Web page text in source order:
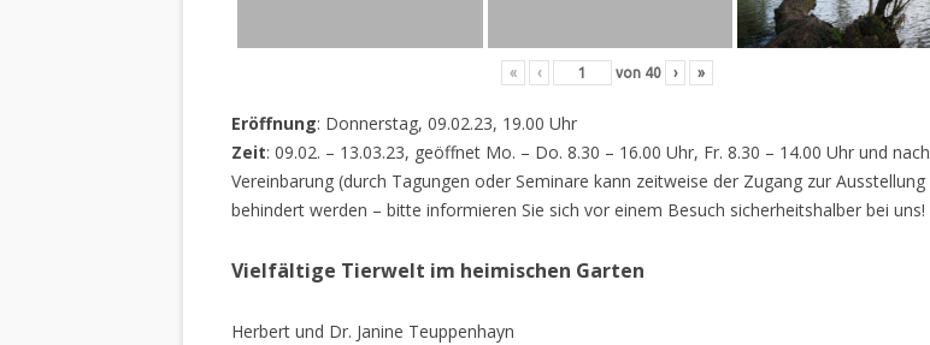
« ‹ von 40 › »
Eröffnung: Donnerstag, 09.02.23, 19.00 Uhr
Zeit: 09.02. – 13.03.23, geöffnet Mo. – Do. 8.30 – 16.00 Uhr, Fr. 8.30 – 14.00 Uhr und nach
Vereinbarung (durch Tagungen oder Seminare kann zeitweise der Zugang zur Ausstellung
behindert werden – bitte informieren Sie sich vor einem Besuch sicherheitshalber bei uns!
Vielfältige Tierwelt im heimischen Garten
Herbert und Dr. Janine Teuppenhayn